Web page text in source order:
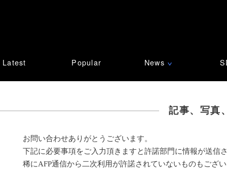
Latest Popular News ∨
記事、写真
お問い合わせありがとうございます。
下記に必要事項をご入力頂きますと許諾部門に情報が送信
稀にAFP通信から二次利用が許諾されていないものもござ